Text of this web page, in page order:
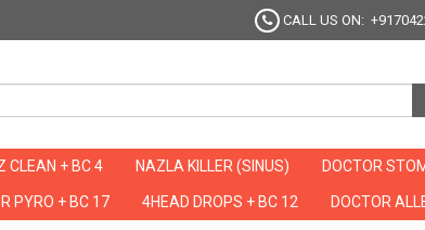
CALL US ON:
CLEAN + BC 4 NAZLA KILLER (SINUS) DOCTOR
PYRO + BC 17 4HEAD DROPS + BC 12 DOCTOR